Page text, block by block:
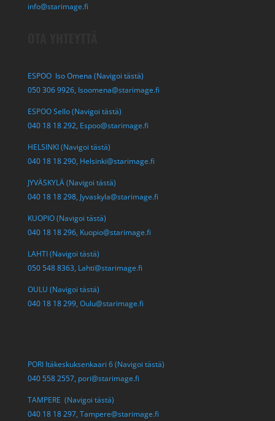
info@starimage.fi
ESPOO Iso Omena (Navigoi tästä)
050 306 9926, Isoomena@starimage.fi
ESPOO Sello (Navigoi tästä)
040 18 18 292, Espoo@starimage.fi
HELSINKI (Navigoi tästä)
040 18 18 290, Helsinki@starimage.fi
JYVÄSKYLÄ (Navigoi tästä)
040 18 18 298, Jyvaskyla@starimage.fi
KUOPIO (Navigoi tästä)
040 18 18 296, Kuopio@starimage.fi
LAHTI (Navigoi tästä)
050 548 8363, Lahti@starimage.fi
OULU (Navigoi tästä)
040 18 18 299, Oulu@starimage.fi
PORI Itäkeskuksenkaari 6 (Navigoi tästä)
040 558 2557, pori@starimage.fi
TAMPERE (Navigoi tästä)
040 18 18 297, Tampere@starimage.fi